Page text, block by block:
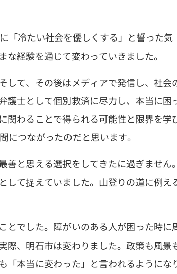
「冷たい社会を優しくする」と誓った気
経験を通じて変わっていきました。
して、その後はメディアで発信し、社会
護士として個別救済に尽力し、本当に困
関わることで得られる可能性と限界を学
につながったのだと思います。
と思える選択をしてきたに過ぎません。
して捉えていました。山登りの道に例え
とでした。障がいのある人が困った時に
際、明石市は変わりました。政策も風景
「本当に変わった」と言われるようにな